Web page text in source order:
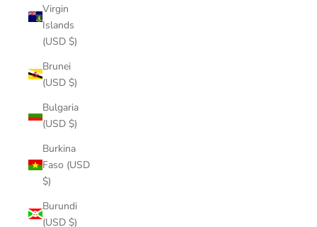
Virgin
Islands
(USD $)
Brunei
(USD $)
Bulgaria
(USD $)
Burkina
Faso (USD
$)
Burundi
(USD $)